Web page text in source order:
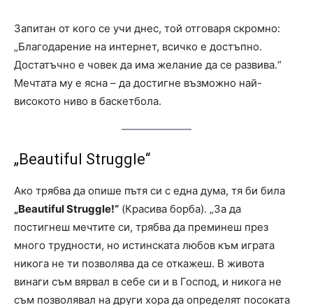
Запитан от кого се учи днес, той отговаря скромно:
„Благодарение на интернет, всичко е достъпно.
Достатъчно е човек да има желание да се развива.“
Мечтата му е ясна – да достигне възможно най-
високото ниво в баскетбола.
„Beautiful Struggle“
Ако трябва да опише пътя си с една дума, тя би била
„Beautiful Struggle!“ (Красива борба). „За да
постигнеш мечтите си, трябва да преминеш през
много трудности, но истинската любов към играта
никога не ти позволява да се откажеш. В живота
винаги съм вярвал в себе си и в Господ, и никога не
съм позволявал на други хора да определят посоката